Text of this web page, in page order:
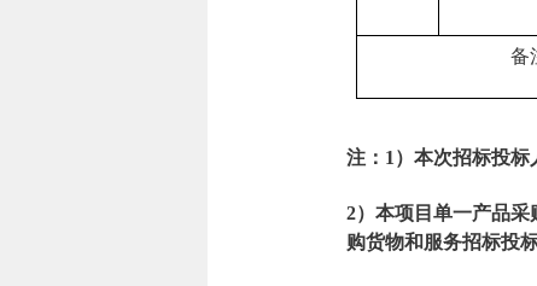
备
注：1）本次招标投标
2）本项目单一产品
购货物和服务招标投